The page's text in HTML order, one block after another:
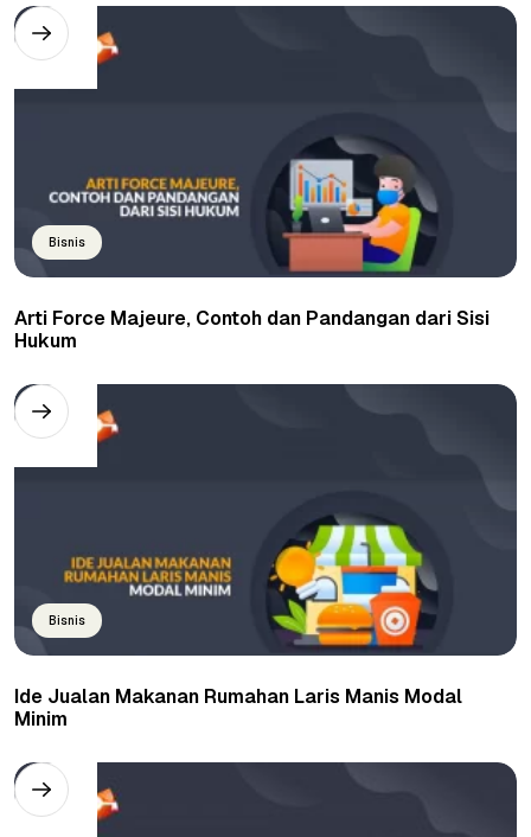
Bisnis
Arti Force Majeure, Contoh dan Pandangan dari Sisi
Hukum
Bisnis
Ide Jualan Makanan Rumahan Laris Manis Modal
Minim